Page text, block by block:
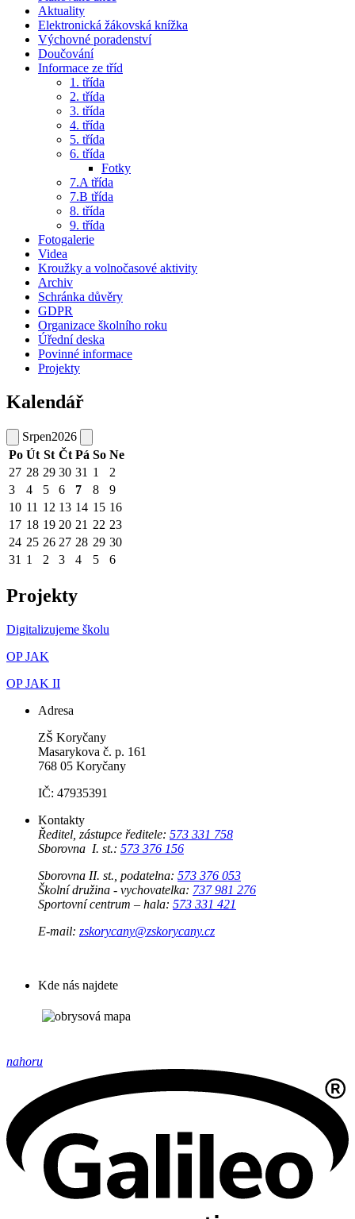
Aktuality
Elektronická žákovská knížka
Výchovné poradenství
Doučování
Informace ze tříd
1. třída
2. třída
3. třída
4. třída
5. třída
6. třída
Fotky
7.A třída
7.B třída
8. třída
9. třída
Fotogalerie
Videa
Kroužky a volnočasové aktivity
Archiv
Schránka důvěry
GDPR
Organizace školního roku
Úřední deska
Povinné informace
Projekty
Kalendář
Srpen2026
Po Út St Čt Pá So Ne
27 28 29 30 31 1
2
3
4 5 6 7 8
9
10 11 12 13 14 15 16
17 18 19 20 21 22 23
24 25 26 27 28 29 30
31 1 2 3 4 5 6
Projekty
Digitalizujeme školu
OP JAK
OP JAK II
Adresa
ZŠ Koryčany
Masarykova č. p. 161
768 05 Koryčany
IČ: 47935391
Kontakty
Ředitel, zástupce ředitele: 573 331 758
Sborovna I. st.: 573 376 156
Sborovna II. st., podatelna: 573 376 053
Školní družina - vychovatelka: 737 981 276
Sportovní centrum – hala: 573 331 421
E-mail: zskorycany@zskorycany.cz
Kde nás najdete
nahoru